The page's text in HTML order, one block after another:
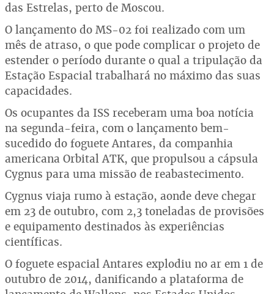
das Estrelas, perto de Moscou.
O lançamento do MS-02 foi realizado com um
mês de atraso, o que pode complicar o projeto de
estender o período durante o qual a tripulação da
Estação Espacial trabalhará no máximo das suas
capacidades.
Os ocupantes da ISS receberam uma boa notícia
na segunda-feira, com o lançamento bem-
sucedido do foguete Antares, da companhia
americana Orbital ATK, que propulsou a cápsula
Cygnus para uma missão de reabastecimento.
Cygnus viaja rumo à estação, aonde deve chegar
em 23 de outubro, com 2,3 toneladas de provisões
e equipamento destinados às experiências
científicas.
O foguete espacial Antares explodiu no ar em 1 de
outubro de 2014, danificando a plataforma de